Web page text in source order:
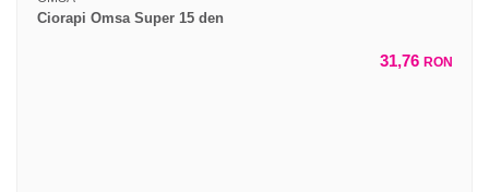
Ciorapi Omsa Super 15 den
31,76 RON